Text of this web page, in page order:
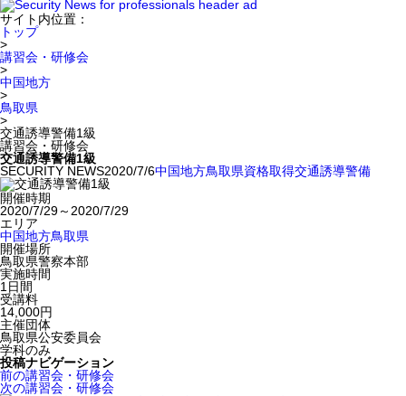
サイト内位置：
トップ
>
講習会・研修会
>
中国地方
>
鳥取県
>
交通誘導警備1級
講習会・研修会
交通誘導警備1級
SECURITY NEWS2020/7/6中国地方鳥取県資格取得交通誘導警備
開催時期
2020/7/29～2020/7/29
エリア
中国地方鳥取県
開催場所
鳥取県警察本部
実施時間
1日間
受講料
14,000円
主催団体
鳥取県公安委員会
学科のみ
投稿ナビゲーション
前の講習会・研修会
次の講習会・研修会